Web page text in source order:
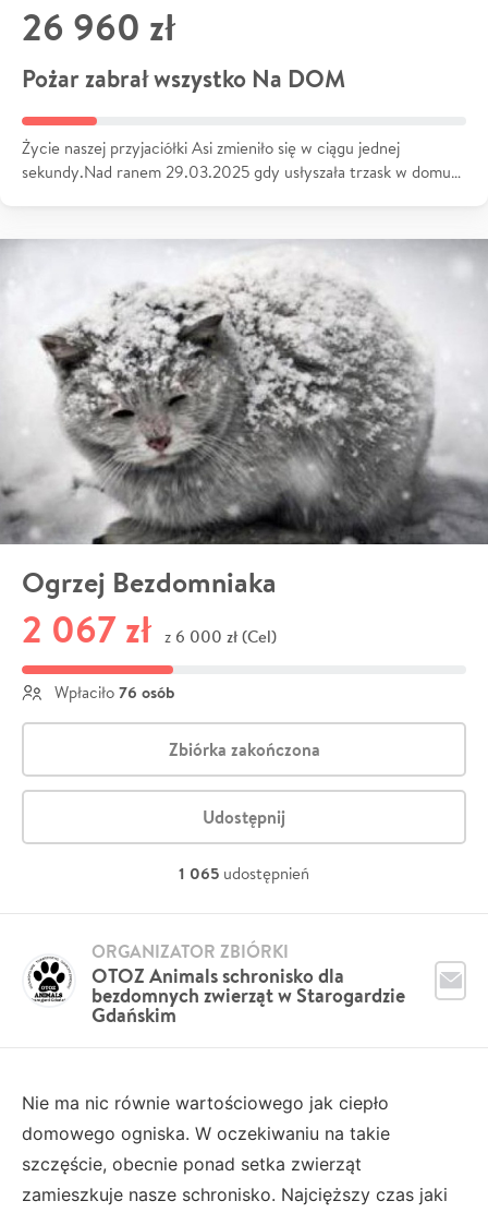
26 960 zł
Pożar zabrał wszystko Na DOM
Życie naszej przyjaciółki Asi zmieniło się w ciągu jednej
sekundy.Nad ranem 29.03.2025 gdy usłyszała trzask w domu…
Ogrzej Bezdomniaka
2 067 zł z 6 000 zł (Cel)
Wpłaciło 76 osób
Zbiórka zakończona
Udostępnij
1 065 udostępnień
OTOZ Animals schronisko dla
bezdomnych zwierząt w Starogardzie
Gdańskim
ORGANIZATOR ZBIÓRKI
Nie ma nic równie wartościowego jak ciepło
domowego ogniska. W oczekiwaniu na takie
szczęście, obecnie ponad setka zwierząt
zamieszkuje nasze schronisko. Najcięższy czas jaki